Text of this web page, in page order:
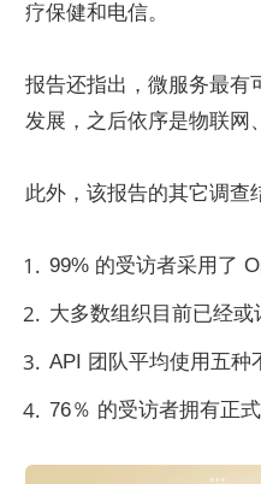
疗保健和电信。
报告还指出，微服务最有
发展，之后依序是物联网
此外，该报告的其它调查
99% 的受访者采用了
大多数组织目前已经
API 团队平均使用五种
76％ 的受访者拥有正